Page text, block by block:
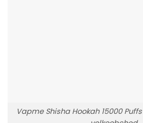
Vapme Shisha Hookah 15000